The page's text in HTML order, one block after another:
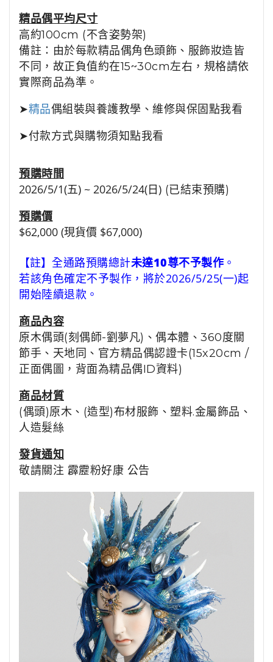
精品偶平均尺寸
高約100cm (不含姿勢架)
備註：由於每款精品偶角色頭飾、服飾妝造皆
不同，故正負值約在15~30cm左右，規格請依
實際商品為準。
➤精品偶組裝與養護教學、維修與保固點我看
➤付款方式與購物須知點我看
預購時間
2026/5/1(五) ~ 2026/5/24(日) (已結束預購)
預購價
$62,000 (現貨價 $67,000)
【註】 全通路預購總計未達10尊不予製作 。
若該角色確定不予製作，將於2026/5/25(一)起
開始陸續退款。
商品內容
原木偶頭(刻偶師-劉夢凡)、偶本體、360度關
節手、天地同、 官方精品偶認證卡(15x20cm /
正面偶圖，背面為精品偶ID資料)
商品材質
(偶頭)原木、(造型)布材服飾、塑料.金屬飾品、
人造髮絲
發貨通知
敬請關注 霹靂粉好康 公告